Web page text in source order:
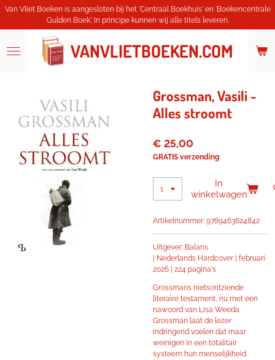
Ga
hoofdinhoud
VANVLIETBOEKEN.COM
Van Vliet Boeken is aangesloten bij het 'Centraal Boekhuis' en 'Boekencentrale
Gulden Boek'. In principe kunnen wij alle titels leveren.
Grossman, Vasili -
Alles stroomt
€ 25,00
GRATIS verzending
In
winkelwagen
Artikelnummer: 9789463824842
Uitgever: Balans
Nederlands Hardcover | februari
2026 | 224 pagina's
Grossmans nietsontziende
literaire testament, nu met een
nawoord van Lisa Weeda.
Grossman laat de lezer
indringend voelen dat maar
weinigen in een totalitair
systeem hun menselijkheid